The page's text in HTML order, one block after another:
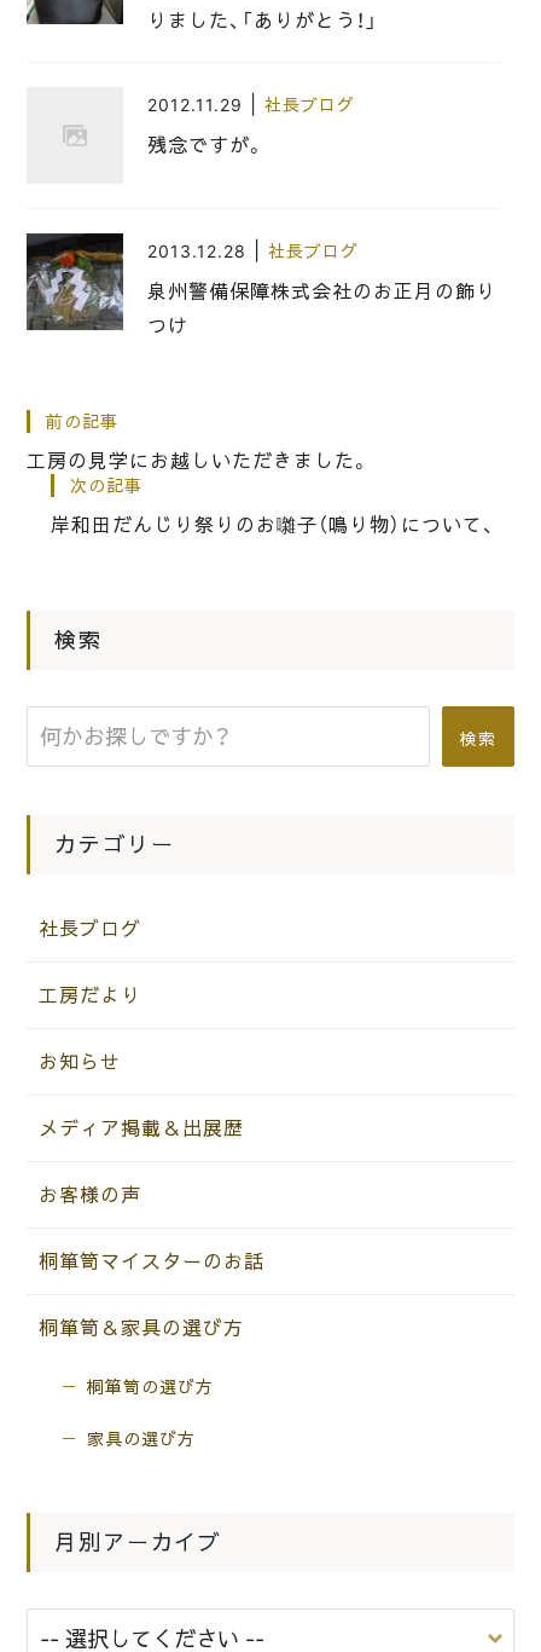
りました、「ありがとう！」
2012.11.29 社長ブログ
残念ですが。
2013.12.28 社長ブログ
泉州警備保障株式会社のお正月の飾り
つけ
桐箪笥の社長ブログ ブルーインパル
前の記事
工房の見学にお越しいただきました。
次の記事
岸和田だんじり祭りのお囃子（鳴り物）について、
検索
検索
カテゴリー
社長ブログ
工房だより
お知らせ
メディア掲載＆出展歴
お客様の声
桐箪笥マイスターのお話
桐箪笥＆家具の選び方
桐箪笥の選び方
家具の選び方
月別アーカイブ